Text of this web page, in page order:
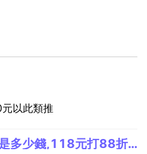
以此類推
原價1798元打88折是多少錢,118元打88折是多少錢？